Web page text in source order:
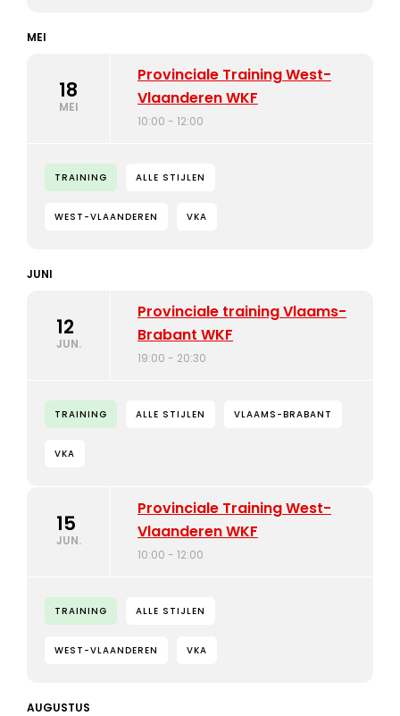
MEI
18
MEI
Provinciale Training West-
Vlaanderen WKF
10:00 - 12:00
TRAINING ALLE STIJLEN
WEST-VLAANDEREN VKA
JUNI
12
JUN.
Provinciale training Vlaams-
Brabant WKF
19:00 - 20:30
TRAINING ALLE STIJLEN VLAAMS-BRABANT
VKA
15
JUN.
Provinciale Training West-
Vlaanderen WKF
10:00 - 12:00
TRAINING ALLE STIJLEN
WEST-VLAANDEREN VKA
AUGUSTUS